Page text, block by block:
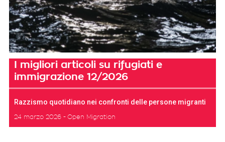
I migliori articoli su rifugiati e
immigrazione 12/2026
Razzismo quotidiano nei confronti delle persone migranti
24 marzo 2026 Open Migration